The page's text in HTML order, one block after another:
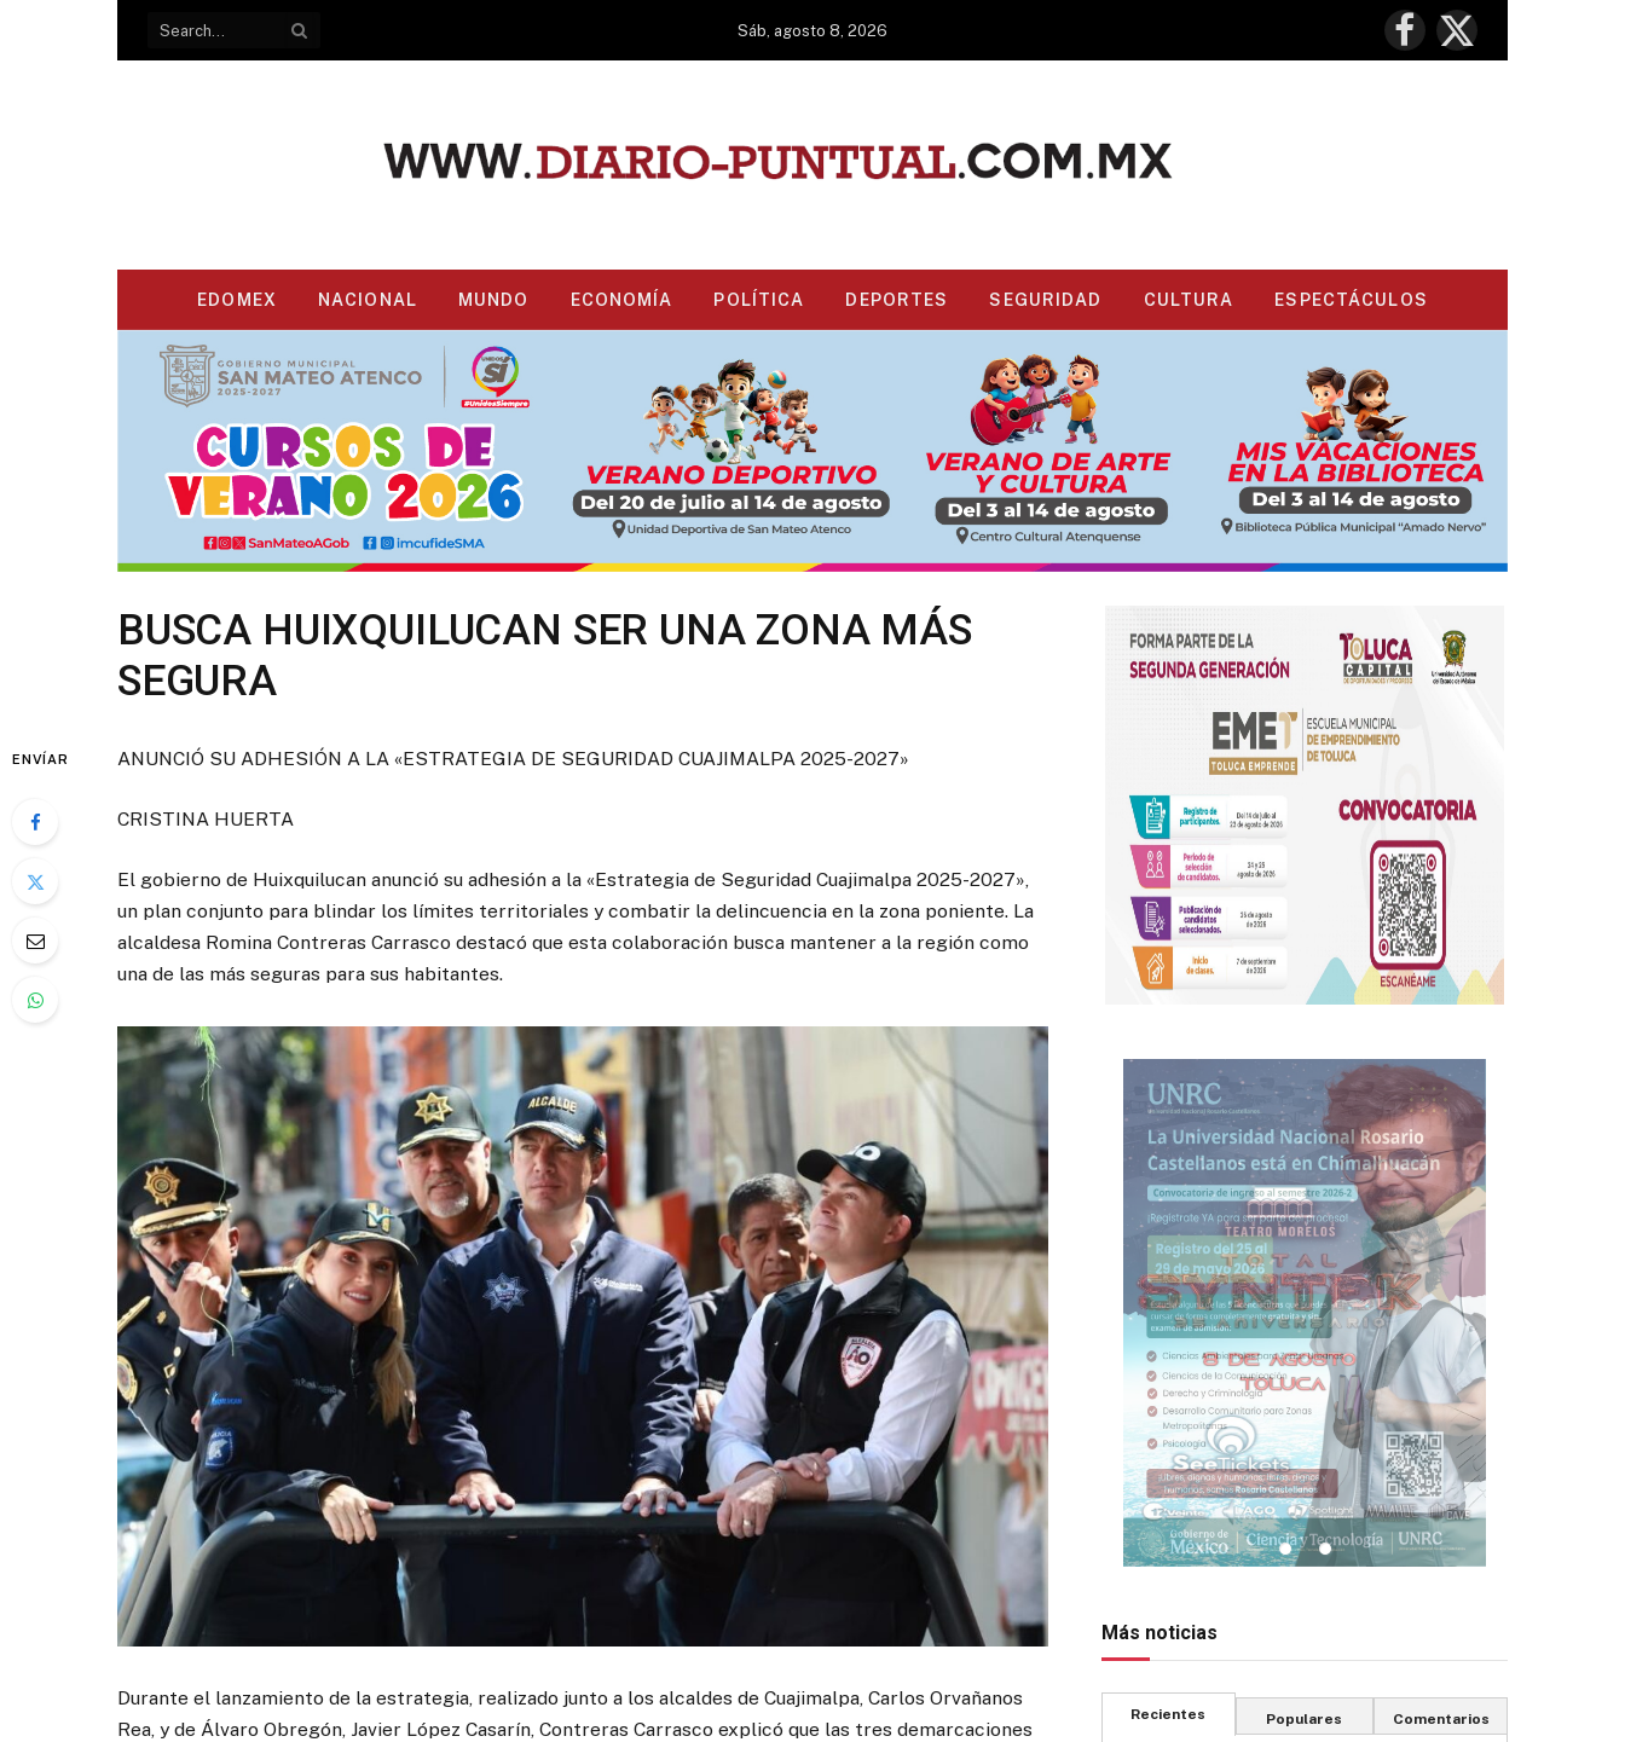
Sáb, agosto 8, 2026
Facebook
X
(Twitter)
EDOMEX NACIONAL MUNDO ECONOMÍA POLÍTICA DEPORTES SEGURIDAD CULTURA ESPECTÁCULOS
BUSCA HUIXQUILUCAN SER UNA ZONA MÁS
SEGURA
ENVÍAR ANUNCIÓ SU ADHESIÓN A LA «ESTRATEGIA DE SEGURIDAD CUAJIMALPA 2025-2027»
CRISTINA HUERTA
El gobierno de Huixquilucan anunció su adhesión a la «Estrategia de Seguridad Cuajimalpa 2025-2027»,
un plan conjunto para blindar los límites territoriales y combatir la delincuencia en la zona poniente. La
alcaldesa Romina Contreras Carrasco destacó que esta colaboración busca mantener a la región como
una de las más seguras para sus habitantes.
Durante el lanzamiento de la estrategia, realizado junto a los alcaldes de Cuajimalpa, Carlos Orvañanos
Rea, y de Álvaro Obregón, Javier López Casarín, Contreras Carrasco explicó que las tres demarcaciones
Más noticias
Recientes Populares Comentarios